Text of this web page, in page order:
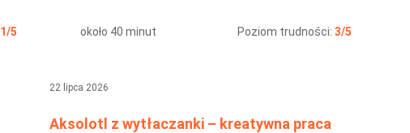
1/5 około 40 minut Poziom trudności: 3/5
22 lipca 2026
Aksolotl z wytłaczanki – kreatywna praca